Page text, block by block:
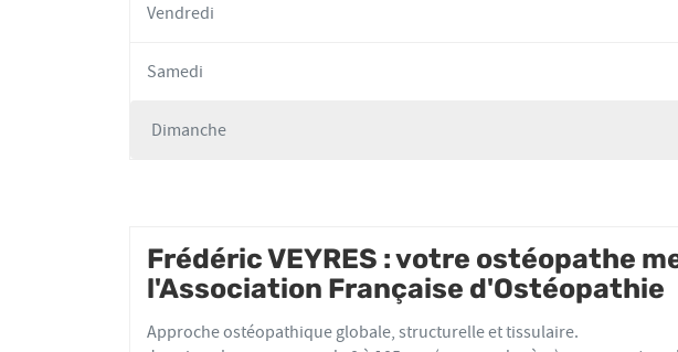
Vendredi
Samedi
Horaires
Dimanche
Frédéric VEYRES : votre ostéopathe
l'Association Française d'Ostéopathie
Approche ostéopathique globale, structurelle et tissulaire.